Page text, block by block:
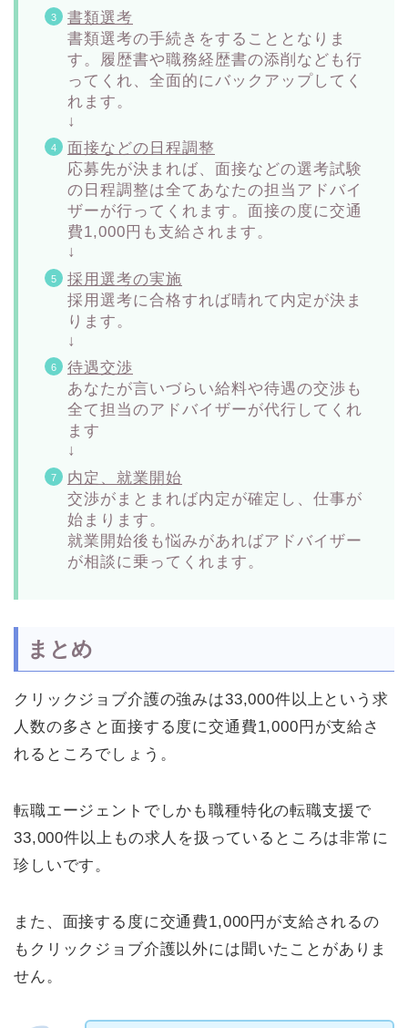
書類選考
書類選考の手続きをすることとなりま
す。履歴書や職務経歴書の添削なども行
ってくれ、全面的にバックアップしてく
れます。
↓
面接などの日程調整
応募先が決まれば、面接などの選考試験
の日程調整は全てあなたの担当アドバイ
ザーが行ってくれます。面接の度に交通
費1,000円も支給されます。
↓
採用選考の実施
採用選考に合格すれば晴れて内定が決ま
ります。
↓
待遇交渉
あなたが言いづらい給料や待遇の交渉も
全て担当のアドバイザーが代行してくれ
ます
↓
内定、就業開始
交渉がまとまれば内定が確定し、仕事が
始まります。
就業開始後も悩みがあればアドバイザー
が相談に乗ってくれます。
まとめ
クリックジョブ介護の強みは33,000件以上という求
人数の多さと面接する度に交通費1,000円が支給さ
れるところでしょう。
転職エージェントでしかも職種特化の転職支援で
33,000件以上もの求人を扱っているところは非常に
珍しいです。
また、面接する度に交通費1,000円が支給されるの
もクリックジョブ介護以外には聞いたことがありま
せん。